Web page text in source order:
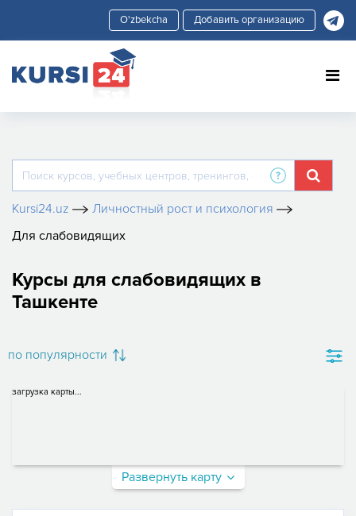
Добавить организацию
Kursi24.uz
Личностный рост и психология
Для слабовидящих
Курсы для слабовидящих в
Ташкенте
по популярности
загрузка карты...
Развернуть карту